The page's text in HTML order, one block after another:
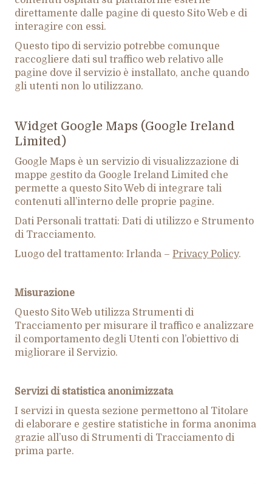
direttamente dalle pagine di questo Sito Web e di
interagire con essi.
Questo tipo di servizio potrebbe comunque
raccogliere dati sul traffico web relativo alle
pagine dove il servizio è installato, anche quando
gli utenti non lo utilizzano.
Widget Google Maps (Google Ireland
Limited)
Google Maps è un servizio di visualizzazione di
mappe gestito da Google Ireland Limited che
permette a questo Sito Web di integrare tali
contenuti all’interno delle proprie pagine.
Dati Personali trattati: Dati di utilizzo e Strumento
di Tracciamento.
Luogo del trattamento: Irlanda – Privacy Policy.
Misurazione
Questo Sito Web utilizza Strumenti di
Tracciamento per misurare il traffico e analizzare
il comportamento degli Utenti con l’obiettivo di
migliorare il Servizio.
Servizi di statistica anonimizzata
I servizi in questa sezione permettono al Titolare
di elaborare e gestire statistiche in forma anonima
grazie all’uso di Strumenti di Tracciamento di
prima parte.